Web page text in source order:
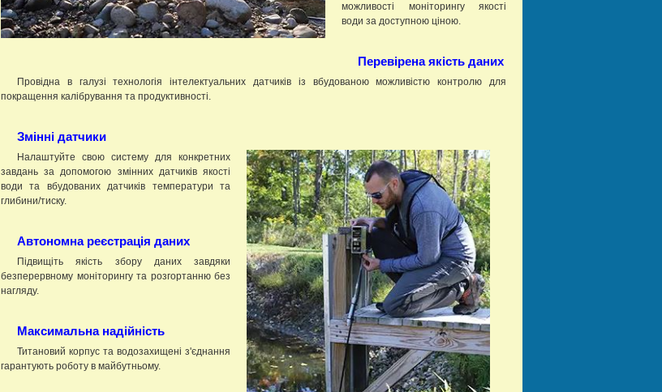
можливості моніторингу якості
води за доступною ціною.
Перевірена якість даних
Провідна в галузі технологія інтелектуальних датчиків із вбудованою можливістю контролю для
покращення калібрування та продуктивності.
Змінні датчики
Налаштуйте свою систему для конкретних
завдань за допомогою змінних датчиків якості
води та вбудованих датчиків температури та
глибини/тиску.
Автономна реєстрація даних
Підвищіть якість збору даних завдяки
безперервному моніторингу та розгортанню без
нагляду.
Максимальна надійність
Титановий корпус та водозахищені з'єднання
гарантують роботу в майбутньому.